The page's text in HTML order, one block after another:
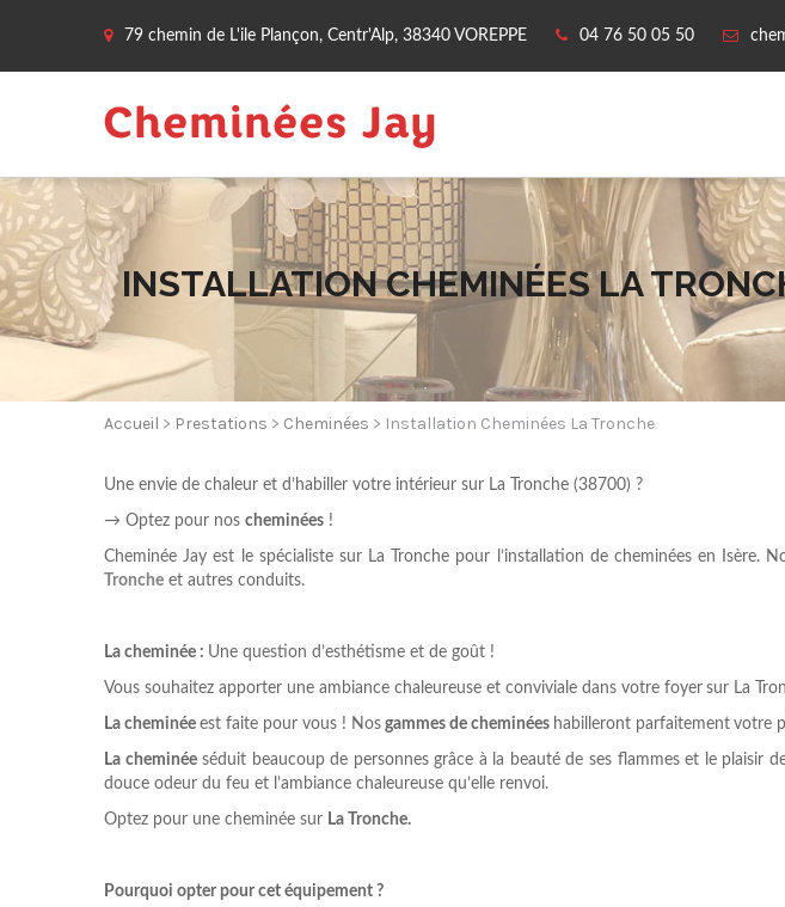
79 chemin de L'ile Plançon, Centr'Alp, 38340 VOREPPE 04 76 50 05 50
INSTALLATION CHEMINÉES LA
Accueil > Prestations > Cheminées > Installation Cheminées La Tronche
Une envie de chaleur et d’habiller votre intérieur sur La Tronche (38700) ?
→ Optez pour nos cheminées !
Cheminée Jay est le spécialiste sur La Tronche pour l’installation de cheminées en Isère.
Tronche et autres conduits.
La cheminée : Une question d’esthétisme et de goût !
Vous souhaitez apporter une ambiance chaleureuse et conviviale dans votre foyer sur La
La cheminée est faite pour vous ! Nos gammes de cheminées habilleront parfaitement votre
La cheminéeséduit beaucoup de personnes grâce à la beauté de ses flammes et le plaisir
douce odeur du feu et l’ambiance chaleureuse qu’elle renvoi.
Optez pour une cheminée sur La Tronche.
Pourquoi opter pour cet équipement ?